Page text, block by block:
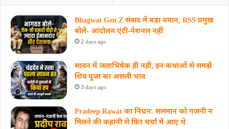
Bhagwat Gen Z संवाद में बड़ा बयान, RSS प्रमुख
बोले- आंदोलन एंटी-नेशनल नहीं
2 days ago
सावन में जलाभिषेक ही नहीं, इन कथाओं से समझें
शिव पूजा का असली भाव
3 days ago
Pradeep Rawat का निधन: सलमान को गजनी न
मिलने की कहानी से फिर चर्चा में आए थे